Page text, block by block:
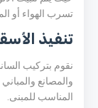
تسرب الهواء أو
تنفيذ
نقوم بتركيب
والمصانع
المناسب للمبنى.